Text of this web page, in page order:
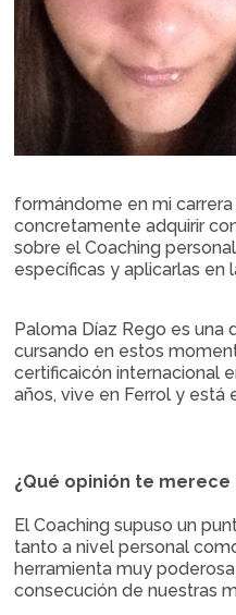
formándome en mi
concretamente adquirir
sobre el Coaching
específicas y aplicarlas en
Paloma Díaz Rego es una
cursando en estos
certificaicón internacional
años, vive en Ferrol y está
¿Qué opinión te merece
El Coaching supuso un
tanto a nivel personal
herramienta muy
consecución de nuestras